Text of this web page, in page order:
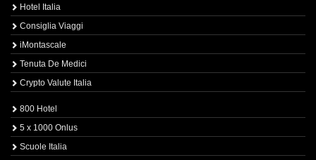
Hotel Italia
Consiglia Viaggi
iMontascale
Tenuta De Medici
Crypto Valute Italia
800 Hotel
5 x 1000 Onlus
Scuole Italia